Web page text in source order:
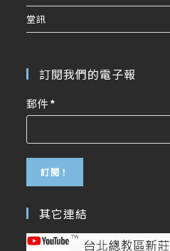
堂訊
訂閱我們的電子報
郵件*
其它連結